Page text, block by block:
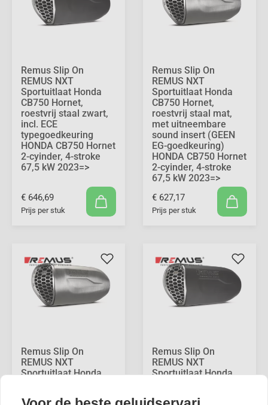
Remus Slip On
REMUS NXT
Sportuitlaat Honda
CB750 Hornet,
roestvrij staal zwart,
incl. ECE
typegoedkeuring
HONDA CB750 Hornet
2-cyinder, 4-stroke
67,5 kW 2023=>
€ 646,69
Prijs per stuk
Remus Slip On
REMUS NXT
Sportuitlaat Honda
CB750 Hornet,
roestvrij staal mat,
met uitneembare
sound insert (GEEN
EG-goedkeuring)
HONDA CB750 Hornet
2-cyinder, 4-stroke
67,5 kW 2023=>
€ 627,17
Prijs per stuk
Remus Slip On
REMUS NXT
Sportuitlaat Honda
Remus Slip On
REMUS NXT
Sportuitlaat Honda